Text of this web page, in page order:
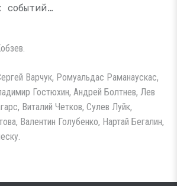
событий…
Варчук, Ромуальдас Раманаускас,
Гостюхин, Андрей Болтнев, Лев
Виталий Четков, Сулев Луйк,
Валентин Голубенко, Нартай Бегалин,